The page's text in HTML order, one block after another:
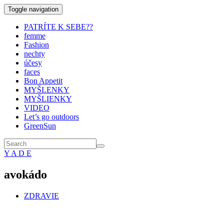
Toggle navigation
PATRÍTE K SEBE??
femme
Fashion
nechty
účesy
faces
Bon Appetit
MYŠLENKY
MYŠLIENKY
VIDEO
Let’s go outdoors
GreenSun
Y A D E
avokádo
ZDRAVIE